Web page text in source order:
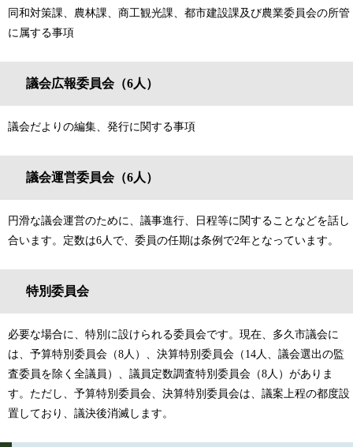
同和対策課、農林課、商工観光課、都市建設課及び農業委員会の所管
に属する事項
議会広報委員会（6人）
議会だよりの編集、発行に関する事項
議会運営委員会（6人）
円滑な議会運営のために、議事進行、日程等に関することなどを話し
合います。定数は6人で、委員の任期は条例で2年となっています。
特別委員会
必要な場合に、特別に設けられる委員会です。現在、多久市議会に
は、予算特別委員会（8人）、決算特別委員会（14人、議会選出の監
査委員を除く全議員）、議員定数調査特別委員会（8人）がありま
す。ただし、予算特別委員会、決算特別委員会は、議案上程の都度設
置しており、議決後消滅します。